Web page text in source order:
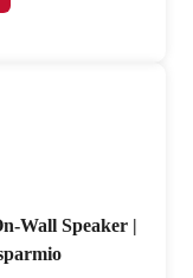
Wall Speaker |